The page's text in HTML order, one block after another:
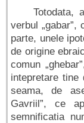
Totodata,
verbul „gabar”,
parte, unele
de origine
comun
intepretare tine
seama, de
Gavriil”, ce
semnificatia